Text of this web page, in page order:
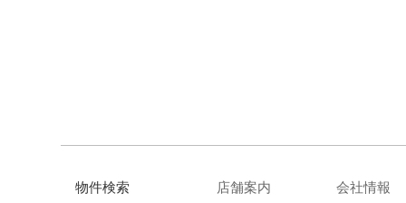
物件検索 店舗案内 会社情報